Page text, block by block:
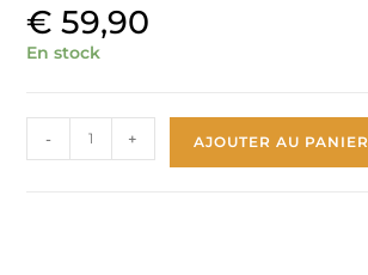
€ 59,90
En stock
- + AJOUTER AU PANIER